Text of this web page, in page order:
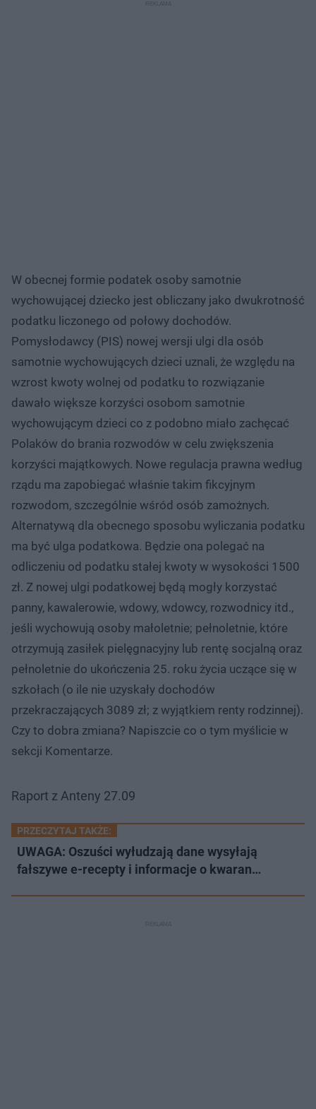
W obecnej formie podatek osoby samotnie
wychowującej dziecko jest obliczany jako dwukrotność
podatku liczonego od połowy dochodów.
Pomysłodawcy (PIS) nowej wersji ulgi dla osób
samotnie wychowujących dzieci uznali, że względu na
wzrost kwoty wolnej od podatku to rozwiązanie
dawało większe korzyści osobom samotnie
wychowującym dzieci co z podobno miało zachęcać
Polaków do brania rozwodów w celu zwiększenia
korzyści majątkowych. Nowe regulacja prawna według
rządu ma zapobiegać właśnie takim fikcyjnym
rozwodom, szczególnie wśród osób zamożnych.
Alternatywą dla obecnego sposobu wyliczania podatku
ma być ulga podatkowa. Będzie ona polegać na
odliczeniu od podatku stałej kwoty w wysokości 1500
zł. Z nowej ulgi podatkowej będą mogły korzystać
panny, kawalerowie, wdowy, wdowcy, rozwodnicy itd.,
jeśli wychowują osoby małoletnie; pełnoletnie, które
otrzymują zasiłek pielęgnacyjny lub rentę socjalną oraz
pełnoletnie do ukończenia 25. roku życia uczące się w
szkołach (o ile nie uzyskały dochodów
przekraczających 3089 zł; z wyjątkiem renty rodzinnej).
Czy to dobra zmiana? Napiszcie co o tym myślicie w
sekcji Komentarze.
Raport z Anteny 27.09
PRZECZYTAJ TAKŻE:
UWAGA: Oszuści wyłudzają dane wysyłają
fałszywe e-recepty i informacje o kwaran…